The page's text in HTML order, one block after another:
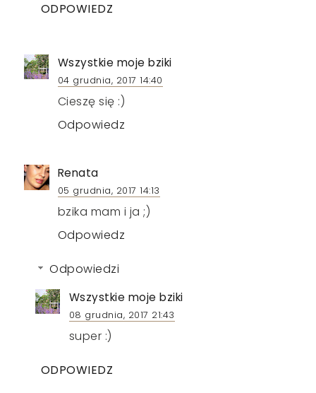
ODPOWIEDZ
Wszystkie moje bziki
04 grudnia, 2017 14:40
Cieszę się :)
Odpowiedz
Renata
05 grudnia, 2017 14:13
bzika mam i ja ;)
Odpowiedz
Odpowiedzi
Wszystkie moje bziki
08 grudnia, 2017 21:43
super :)
ODPOWIEDZ